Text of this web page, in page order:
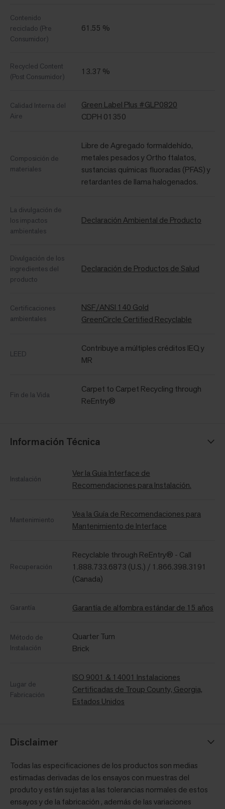
Contenido
reciclado (Pre
Consumidor)
61.55 %
Recycled Content
(Post Consumidor)
13.37 %
Calidad Interna del
Aire
Green Label Plus #GLP0820
CDPH 01350
Composición de
materiales
Libre de Agregado formaldehído,
metales pesados ​​y Ortho ftalatos,
sustancias químicas fluoradas (PFAS) y
retardantes de llama halogenados.
La divulgación de
los impactos
ambientales
Declaración Ambiental de Producto
Divulgación de los
ingredientes del
producto
Declaración de Productos de Salud
Certificaciones
ambientales
NSF/ANSI 140 Gold
GreenCircle Certified Recyclable
LEED
Contribuye a múltiples créditos IEQ y
MR
Fin de la Vida
Carpet to Carpet Recycling through
ReEntry®
Información Técnica
Instalación
Ver la Guia Interface de
Recomendaciones para Instalación.
Mantenimiento
Vea la Guía de Recomendaciones para
Mantenimiento de Interface
Recuperación
Recyclable through ReEntry® - Call
1.888.733.6873 (U.S.) / 1.866.398.3191
(Canada)
Garantía Garantía de alfombra estándar de 15 años
Método de
Instalación
Quarter Turn
Brick
Lugar de
Fabricación
ISO 9001 & 14001 Instalaciones
Certificadas de Troup County, Georgia,
Estados Unidos
Disclaimer
Todas las especificaciones de los productos son medias
estimadas derivadas de los ensayos con muestras del
produto y están sujetas a las tolerancias normales de estos
ensayos y de la fabricación , además de las variaciones